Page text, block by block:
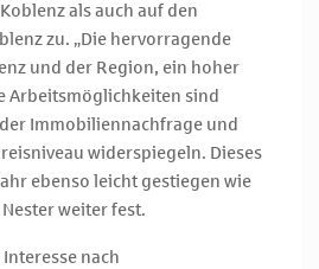
als auch auf den
zu. „Die hervorragende
und der Region, ein hoher
Arbeitsmöglichkeiten sind
Immobiliennachfrage und
widerspiegeln. Dieses
ebenso leicht gestiegen wie
weiter fest.
nach